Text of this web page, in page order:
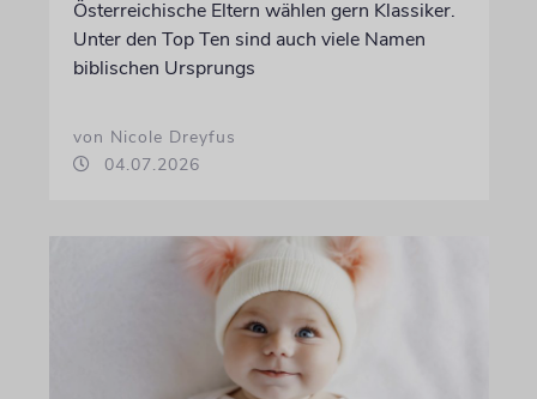
Österreichische Eltern wählen gern Klassiker.
Unter den Top Ten sind auch viele Namen
biblischen Ursprungs
von Nicole Dreyfus
04.07.2026